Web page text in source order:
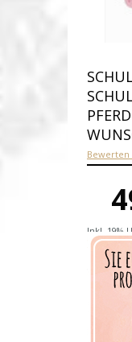
Bewerten
Inkl. 19%